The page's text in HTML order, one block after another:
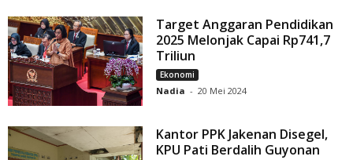
Target Anggaran Pendidikan
2025 Melonjak Capai Rp741,7
Triliun
Ekonomi
Nadia - 20 Mei 2024
Kantor PPK Jakenan Disegel,
KPU Pati Berdalih Guyonan